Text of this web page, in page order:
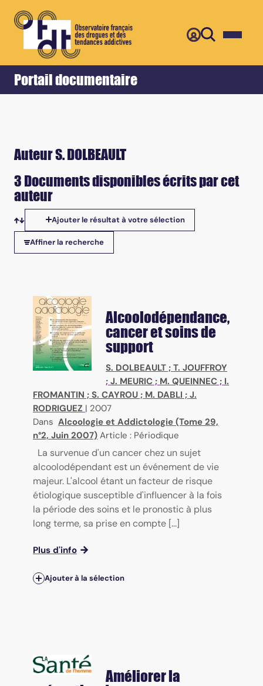
Portail documentaire
Accueil Retour
Auteur S. DOLBEAULT
3 Documents disponibles écrits par cet
auteur
Tris disponibles
Ajouter le résultat à votre sélection
Affiner la recherche
Alcoolodépendance,
cancer et soins de
support
S. DOLBEAULT ; T. JOUFFROY
; J. MEURIC ; M. QUEINNEC ; I.
FROMANTIN ; S. CAYROU ; M. DABLI ; J.
RODRIGUEZ | 2007
Dans Alcoologie et Addictologie (Tome 29,
n°2, Juin 2007) Article : Périodique
La survenue d'un cancer chez un sujet
alcoolodépendant est un événement de vie
majeur. L'alcool étant un facteur de risque
étiologique susceptible d'influencer à la fois
la période des soins et le pronostic à plus
long terme, sa prise en compte [...]
Plus d'info
Ajouter à la sélection
Améliorer la